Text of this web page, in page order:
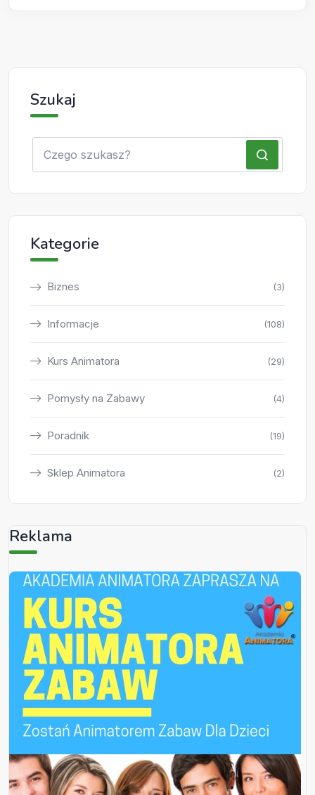
Szukaj
Kategorie
Biznes (3)
Informacje (108)
Kurs Animatora (29)
Pomysły na Zabawy (4)
Poradnik (19)
Sklep Animatora (2)
Reklama